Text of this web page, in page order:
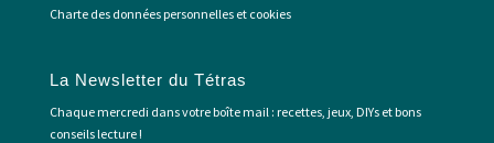
Charte des données personnelles et cookies
La Newsletter du Tétras
Chaque mercredi dans votre boîte mail : recettes, jeux, DIYs et bons
conseils lecture !